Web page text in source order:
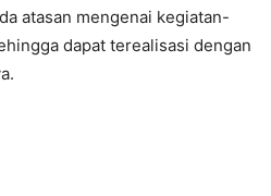
atasan mengenai kegiatan-
dapat terealisasi dengan